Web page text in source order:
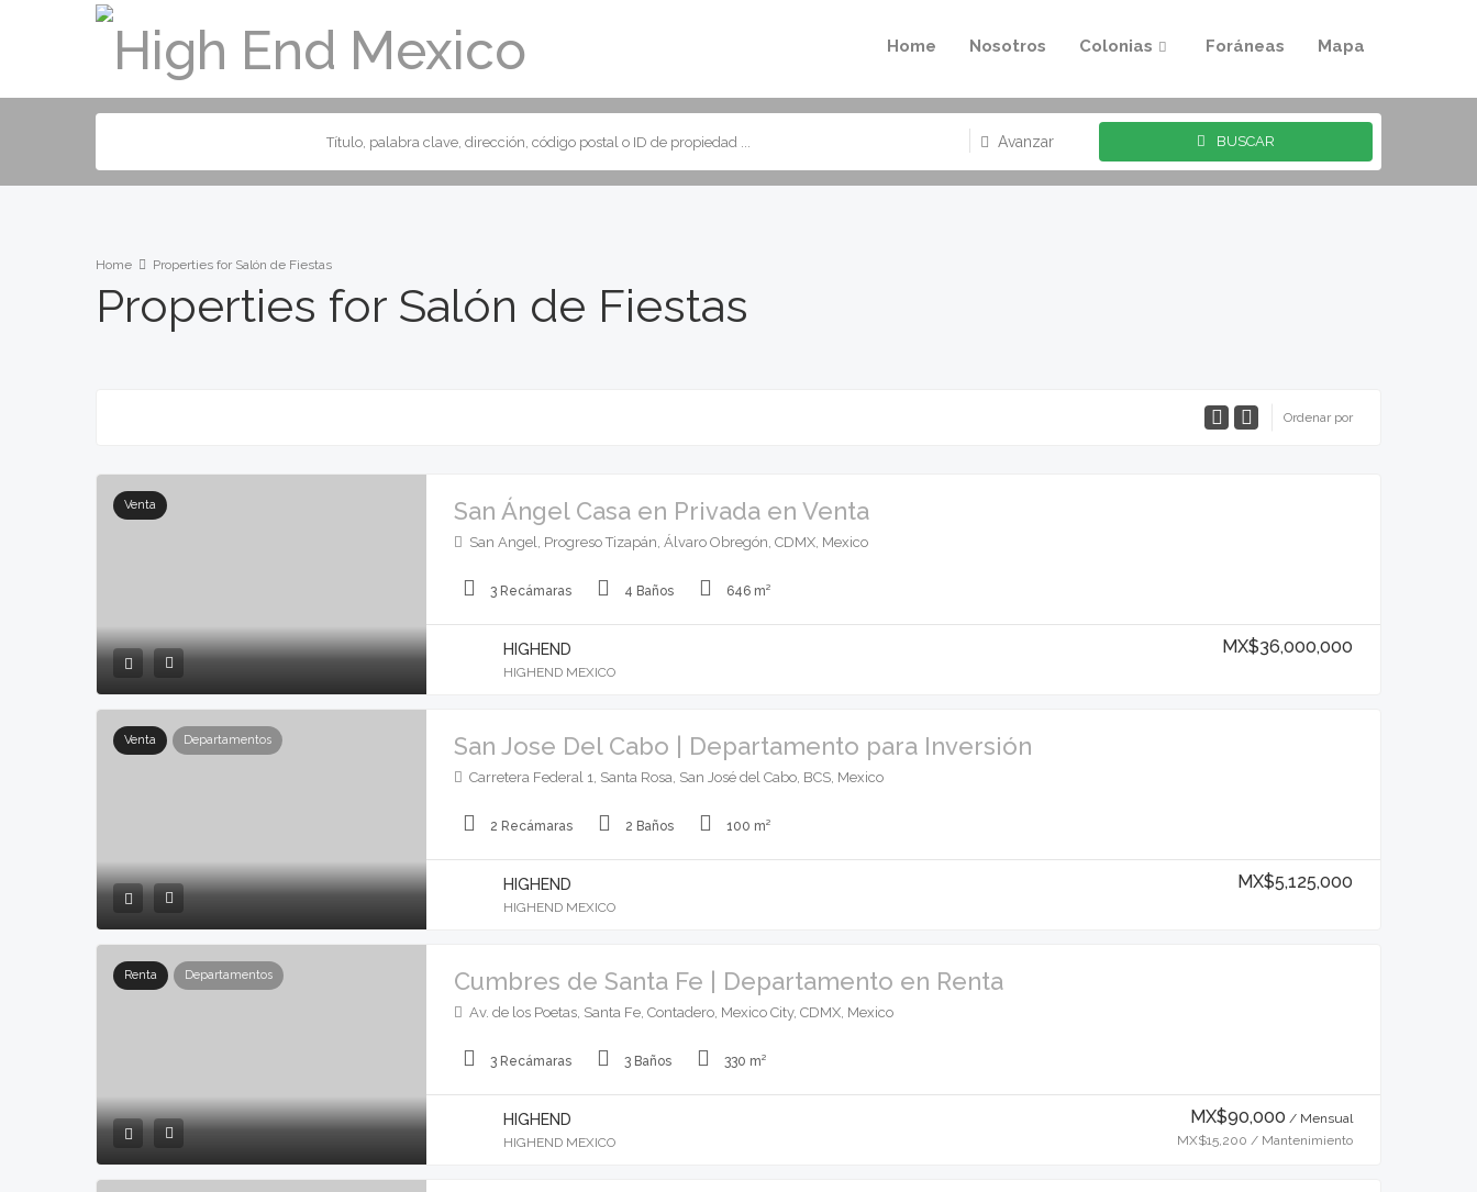
Home Nosotros Colonias Foráneas Mapa
Avanzar BUSCAR
Home Properties for Salón de Fiestas
Properties for Salón de Fiestas
Ordenar por
Venta San Ángel Casa en Privada en Venta
San Angel, Progreso Tizapán, Álvaro Obregón, CDMX, Mexico
3 Recámaras 4 Baños 646 m²
HIGHEND
HIGHEND MEXICO
MX$36,000,000
Venta Departamentos San Jose Del Cabo | Departamento para Inversión
Carretera Federal 1, Santa Rosa, San José del Cabo, BCS, Mexico
2 Recámaras 2 Baños 100 m²
HIGHEND
HIGHEND MEXICO
MX$5,125,000
Renta Departamentos Cumbres de Santa Fe | Departamento en Renta
Av. de los Poetas, Santa Fe, Contadero, Mexico City, CDMX, Mexico
3 Recámaras 3 Baños 330 m²
HIGHEND
HIGHEND MEXICO
MX$90,000 / Mensual
MX$15,200 / Mantenimiento